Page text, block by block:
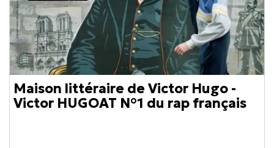
Maison littéraire de Victor Hugo -
Victor HUGOAT N°1 du rap français